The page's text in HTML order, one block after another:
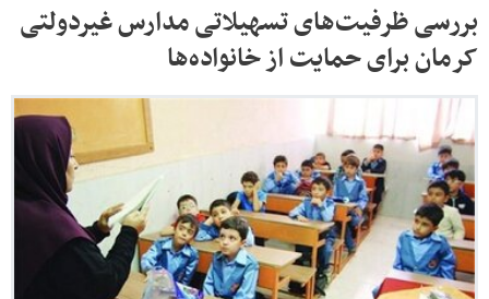
بررسی ظرفیت‌های تسهیلاتی مدارس غیردولتی
کرمان برای حمایت از خانواده‌ها